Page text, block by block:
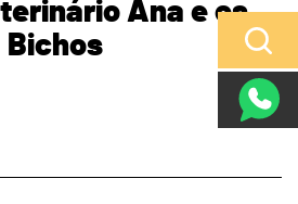
Ana e os
Bichos